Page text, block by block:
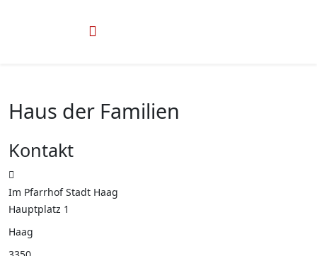
Haus der Familien
Kontakt
Im Pfarrhof Stadt Haag
Hauptplatz 1
Haag